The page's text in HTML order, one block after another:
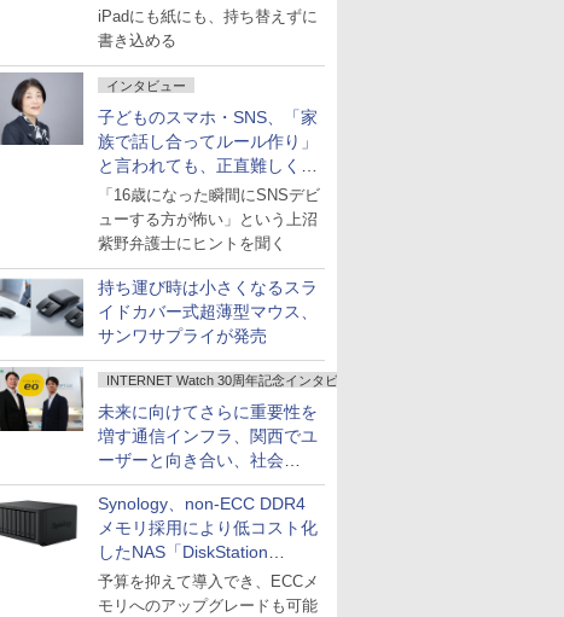
タイラスツーウェイ」発売
iPadにも紙にも、持ち替えずに
書き込める
インタビュー
子どものスマホ・SNS、「家
族で話し合ってルール作り」
と言われても、正直難しくな
いですか？
「16歳になった瞬間にSNSデビ
ューする方が怖い」という上沼
紫野弁護士にヒントを聞く
持ち運び時は小さくなるスラ
イドカバー式超薄型マウス、
サンワサプライが発売
INTERNET Watch 30周年記念インタビュー
未来に向けてさらに重要性を
増す通信インフラ、関西でユ
ーザーと向き合い、社会
の“あたらしい”を起動し続け
る～オプテージ
Synology、non-ECC DDR4
メモリ採用により低コスト化
したNAS「DiskStation
neo+」シリーズ
予算を抑えて導入でき、ECCメ
モリへのアップグレードも可能